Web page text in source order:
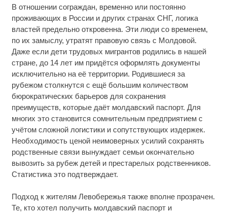
В отношении сограждан, временно или постоянно
проживающих в России и других странах СНГ, логика
властей предельно откровенна. Эти люди со временем,
по их замыслу, утратят правовую связь с Молдовой.
Даже если дети трудовых мигрантов родились в нашей
стране, до 14 лет им придётся оформлять документы
исключительно на её территории. Родившиеся за
рубежом столкнутся с ещё большим количеством
бюрократических барьеров для сохранения
преимуществ, которые даёт молдавский паспорт. Для
многих это становится сомнительным предприятием с
учётом сложной логистики и сопутствующих издержек.
Необходимость ценой неимоверных усилий сохранять
родственные связи вынуждает семьи окончательно
вывозить за рубеж детей и престарелых родственников.
Статистика это подтверждает.
Подход к жителям Левобережья также вполне прозрачен.
Те, кто хотел получить молдавский паспорт и